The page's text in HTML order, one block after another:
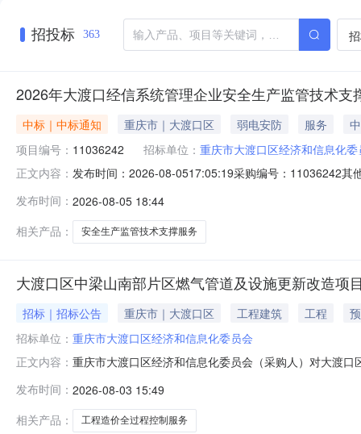
招投标 363
2026年大渡口经信系统管理企业安全生产监管技术支
中标｜中标通知 重庆市｜大渡口区 弱电安防 服务
项目编号： 11036242 招标单位： 重庆市大渡口区经济和信息化委
正文内容： 发布时间：2026-08-0517:05:19采购编号：11036242其
111800.0111800.0111800.00成交2026-08-0517:17:58
发布时间： 2026-08-05 18:44
相关产品：
安全生产监管技术支撑服务
大渡口区中梁山南部片区燃气管道及设施更新改造
招标｜招标公告 重庆市｜大渡口区 工程建筑 工程
招标单位： 重庆市大渡口区经济和信息化委员会
正文内容： 重庆市大渡口区经济和信息化委员会（采购人）对大渡
性、合法性、完整性、效益性进行审核、项目建设施工
案或专项施工方案经济性比较、隐蔽工程资
发布时间： 2026-08-03 15:49
相关产品：
工程造价全过程控制服务